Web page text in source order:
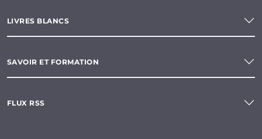
LIVRES BLANCS
SAVOIR ET FORMATION
FLUX RSS